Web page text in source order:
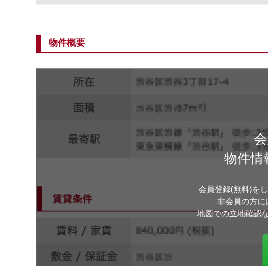
物件概要
物件情
会員登録(無料)を
非会員の方に
地図での立地確認